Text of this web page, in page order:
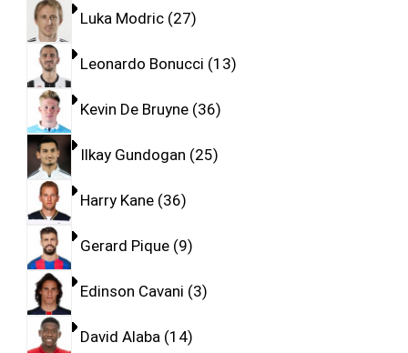
Luka Modric 27
Leonardo Bonucci 13
Kevin De Bruyne 36
Ilkay Gundogan 25
Harry Kane 36
Gerard Pique 9
Edinson Cavani 3
David Alaba 14